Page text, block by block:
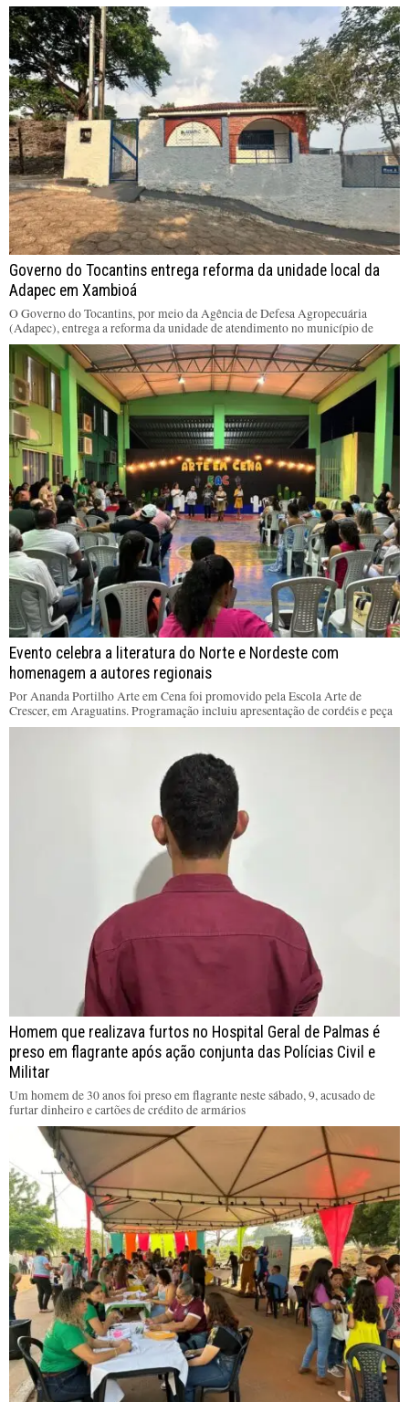
Governo do Tocantins entrega reforma da unidade local da
Adapec em Xambioá
O Governo do Tocantins, por meio da Agência de Defesa Agropecuária
(Adapec), entrega a reforma da unidade de atendimento no município de
Evento celebra a literatura do Norte e Nordeste com
homenagem a autores regionais
Por Ananda Portilho Arte em Cena foi promovido pela Escola Arte de
Crescer, em Araguatins. Programação incluiu apresentação de cordéis e peça
Homem que realizava furtos no Hospital Geral de Palmas é
preso em flagrante após ação conjunta das Polícias Civil e
Militar
Um homem de 30 anos foi preso em flagrante neste sábado, 9, acusado de
furtar dinheiro e cartões de crédito de armários